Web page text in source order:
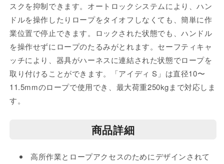
スクを抑制できます。オートロックシステムにより、ハン
ドルを操作したりロープをタイオフしなくても、簡単に作
業位置で停止できます。ロックされた状態でも、ハンドル
を操作せずにロープのたるみがとれます。セーフティキャ
ッチにより、器具がハーネスに連結された状態でロープを
取り付けることができます。「アイディ S」は直径10〜
11.5mmのロープで使用でき、最大荷重250kgまで対応しま
す。
商品詳細
高所作業とロープアクセスのためにデザインされて